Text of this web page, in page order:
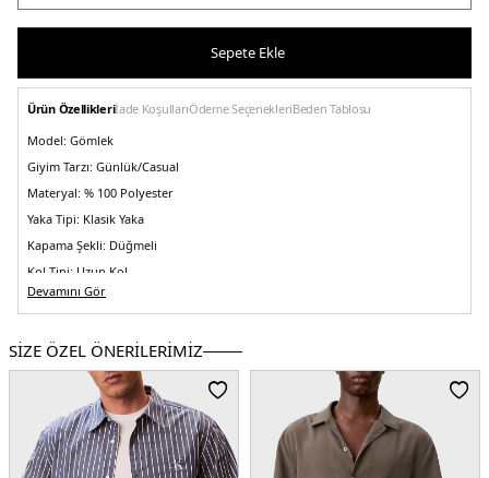
Sepete Ekle
Ürün Özellikleriİade KoşullarıÖdeme SeçenekleriBeden Tablosu
Model: Gömlek
Giyim Tarzı: Günlük/Casual
Materyal: % 100 Polyester
Yaka Tipi: Klasik Yaka
Kapama Şekli: Düğmeli
Kol Tipi: Uzun Kol
Cep:Göğüs Cepli
Boy:Standart
Kalıp Bilgisi:Regular Fit
Yaş Grubu:Yetişkin
Menşei:Endonezya
5DE1LV04LF108GUB1.07
Devamını Gör
SİZE ÖZEL ÖNERİLERİMİZ